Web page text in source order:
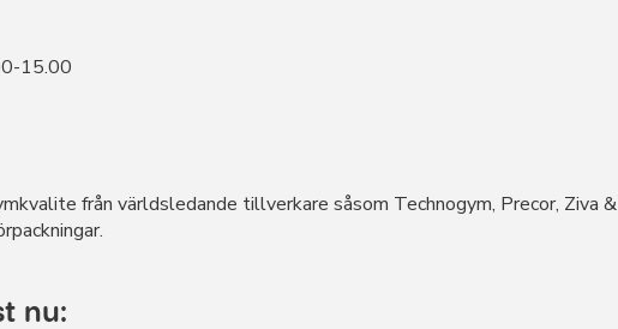
15.00
från världsledande tillverkare såsom Technogym, Precor, Ziva &
nu: